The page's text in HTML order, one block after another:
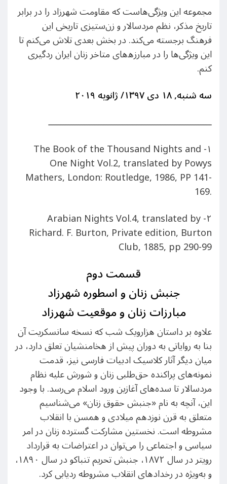
مجموعه این ویژگی‌هاست که مقاومت شهرزاد را در برابر
تاریخ مذکر، نظم مردسالار و زن‌ستیزی تاریخی این
فرهنگ برجسته می‌کند. در بخش بعدی تلاش می‌کنم تا
این ویژگی‌ها را در مبارز‌ه‌های متاخر زنان ایران ردگیری
کنم.
سه شنبه,۱۸ دی۱۳۹۷/ژانویه ۲۰۱۹
ــــــــــــــــــــــــــــــــــــــــــــــــــــــــــــــــ
۱- The Book of the Thousand Nights and
One Night Vol.‎2, translated by Powys
Mathers, London: Routledge, 1986, PP 141-
169.‎
۲- Arabian Nights Vol.‎4, translated by
Richard.‎ F.‎ Burton, Private edition, Burton
Club, 1885, pp 290-99
قسمت دوم
جنبش زنان و اسطوره شهرزاد
مبارزات زنان و موقعیتشهرزاد
علاوه بر داستان هزار‌و‌یک شب که نسخه سانسکریت آن
بنا به روایاتی به دوران پیش از هخامنشیان تعلق دارد، در
میان دیگر آثار کلاسیک ادبیات فارسی نیز، قدمت
نمونه‌های پراکنده حق‌طلبی زنان و شورش علیه نظام
مردسالار تا سده‌های آغازین ورود اسلام می‌رسد. با وجود
این، آنچه به نام «جنبش حقوق زنان» می‌شناسیم
متعلق به قرن نوزدهم میلادی و همسن با انقلاب
مشروطه است. نخستین مشارکت گسترده زنان در امر
سیاسی و اجتماعی را می‌توان در اعتراضات به قرارداد
رویتر در سال ۱۸۷۲، جنبش تحریم تنباکو در سال ۱۸۹۰،
و به‌ویژه در رخدادهای انقلاب مشروطه ردیابی کرد.